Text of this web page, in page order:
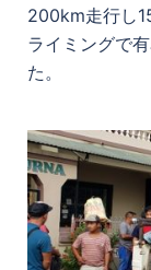
200km走行し
ライミングで
た。